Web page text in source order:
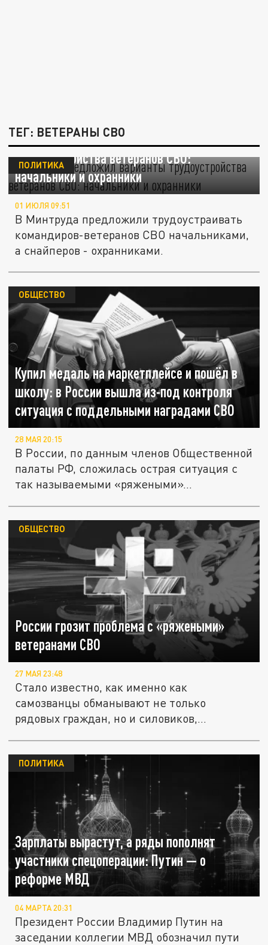
ТЕГ: ВЕТЕРАНЫ СВО
Минтруд предложил варианты
трудоустройства ветеранов СВО:
начальники и охранники
ПОЛИТИКА
01 ИЮЛЯ 09:51
В Минтруда предложили трудоустраивать
командиров-ветеранов СВО начальниками,
а снайперов - охранниками.
Купил медаль на маркетплейсе и пошёл в
школу: в России вышла из-под контроля
ситуация с поддельными наградами СВО
ОБЩЕСТВО
28 МАЯ 20:15
В России, по данным членов Общественной
палаты РФ, сложилась острая ситуация с
так называемыми «ряжеными»...
России грозит проблема с «ряжеными»
ветеранами СВО
ОБЩЕСТВО
27 МАЯ 23:48
Стало известно, как именно как
самозванцы обманывают не только
рядовых граждан, но и силовиков,
Зарплаты вырастут, а ряды пополнят
участники спецоперации: Путин — о
реформе МВД
ПОЛИТИКА
04 МАРТА 20:31
Президент России Владимир Путин на
заседании коллегии МВД обозначил пути